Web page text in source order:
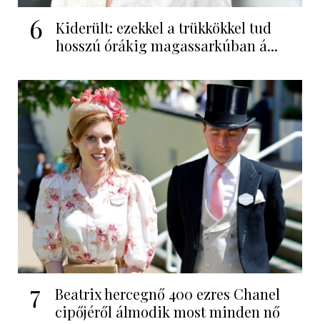
6
Kiderült: ezekkel a trükkökkel tud
hosszú órákig magassarkúban á...
7
Beatrix hercegnő 400 ezres Chanel
cipőjéről álmodik most minden nő